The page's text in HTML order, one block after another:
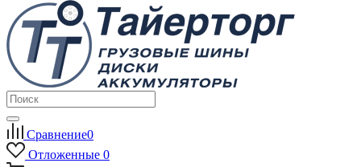
Сравнение0
Отложенные 0